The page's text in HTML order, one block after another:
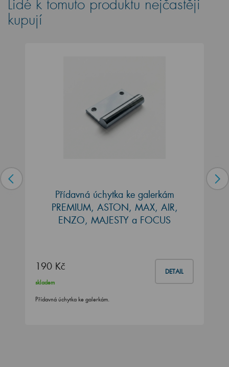
Lidé k tomuto produktu nejčastěji
kupují
Přídavná úchytka ke galerkám
PREMIUM, ASTON, MAX, AIR,
ENZO, MAJESTY a FOCUS
190 Kč DETAIL
skladem
Přídavná úchytka ke galerkám.